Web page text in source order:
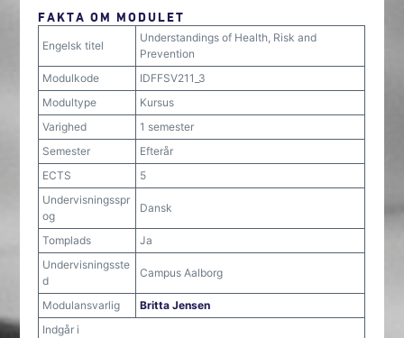
FAKTA OM MODULET
Engelsk titel
Understandings of Health, Risk and
Prevention
Modulkode
IDFFSV211_3
Modultype
Kursus
Varighed
1 semester
Semester
Efterår
ECTS
5
Undervisningsspr
og
Dansk
Tomplads
Ja
Undervisningsste
d
Campus Aalborg
Modulansvarlig
Britta Jensen
Indgår i